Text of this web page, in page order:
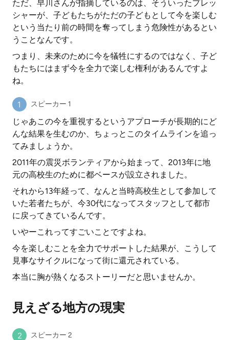
ただ、早川さんが指摘しているのは、そういったプレッ
シャーが、子どもたちがただの子どもとして今を楽しむ
という当たり前の時間を奪ってしまう危険性があるとい
うことなんです。
つまり、未来のために今を犠牲にするのではなく、子ど
もたちにはまず今を全力で楽しむ権利があるんですよ
ね。
スピーカー 1
じゃあこの今を重視するというアプローチが長期的にど
んな結果を生むのか、ちょっとこのタイムラインを追っ
てみましょうか。
2011年の震災ボランティアから始まって、2013年に地
元の高校生のために都ベースが設立されました。
それから13年経って、なんと当時高校生として参加して
いた若者たちが、今30代になってスタッフとして都市
に戻ってきているんです。
いやーこれってすごいことですよね。
今を楽しむことを全力でサポートした結果が、こうして
見事なサイクルになって街に還元されている。
本当に胸が熱くなるストーリーだと思いませんか。
見えざる地方の現実
スピーカー 2